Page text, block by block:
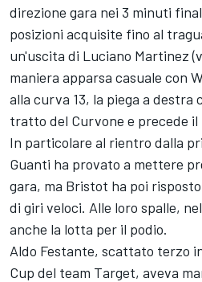
direzione gara nei 3 minuti
posizioni acquisite fino al
un'uscita di Luciano Martinez
maniera apparsa casuale con
alla curva 13, la piega a destra
tratto del Curvone e precede il
In particolare al rientro dalla
Guanti ha provato a mettere
gara, ma Bristot ha poi
di giri veloci. Alle loro spalle,
anche la lotta per il podio.
Aldo Festante, scattato terzo
Cup del team Target, aveva